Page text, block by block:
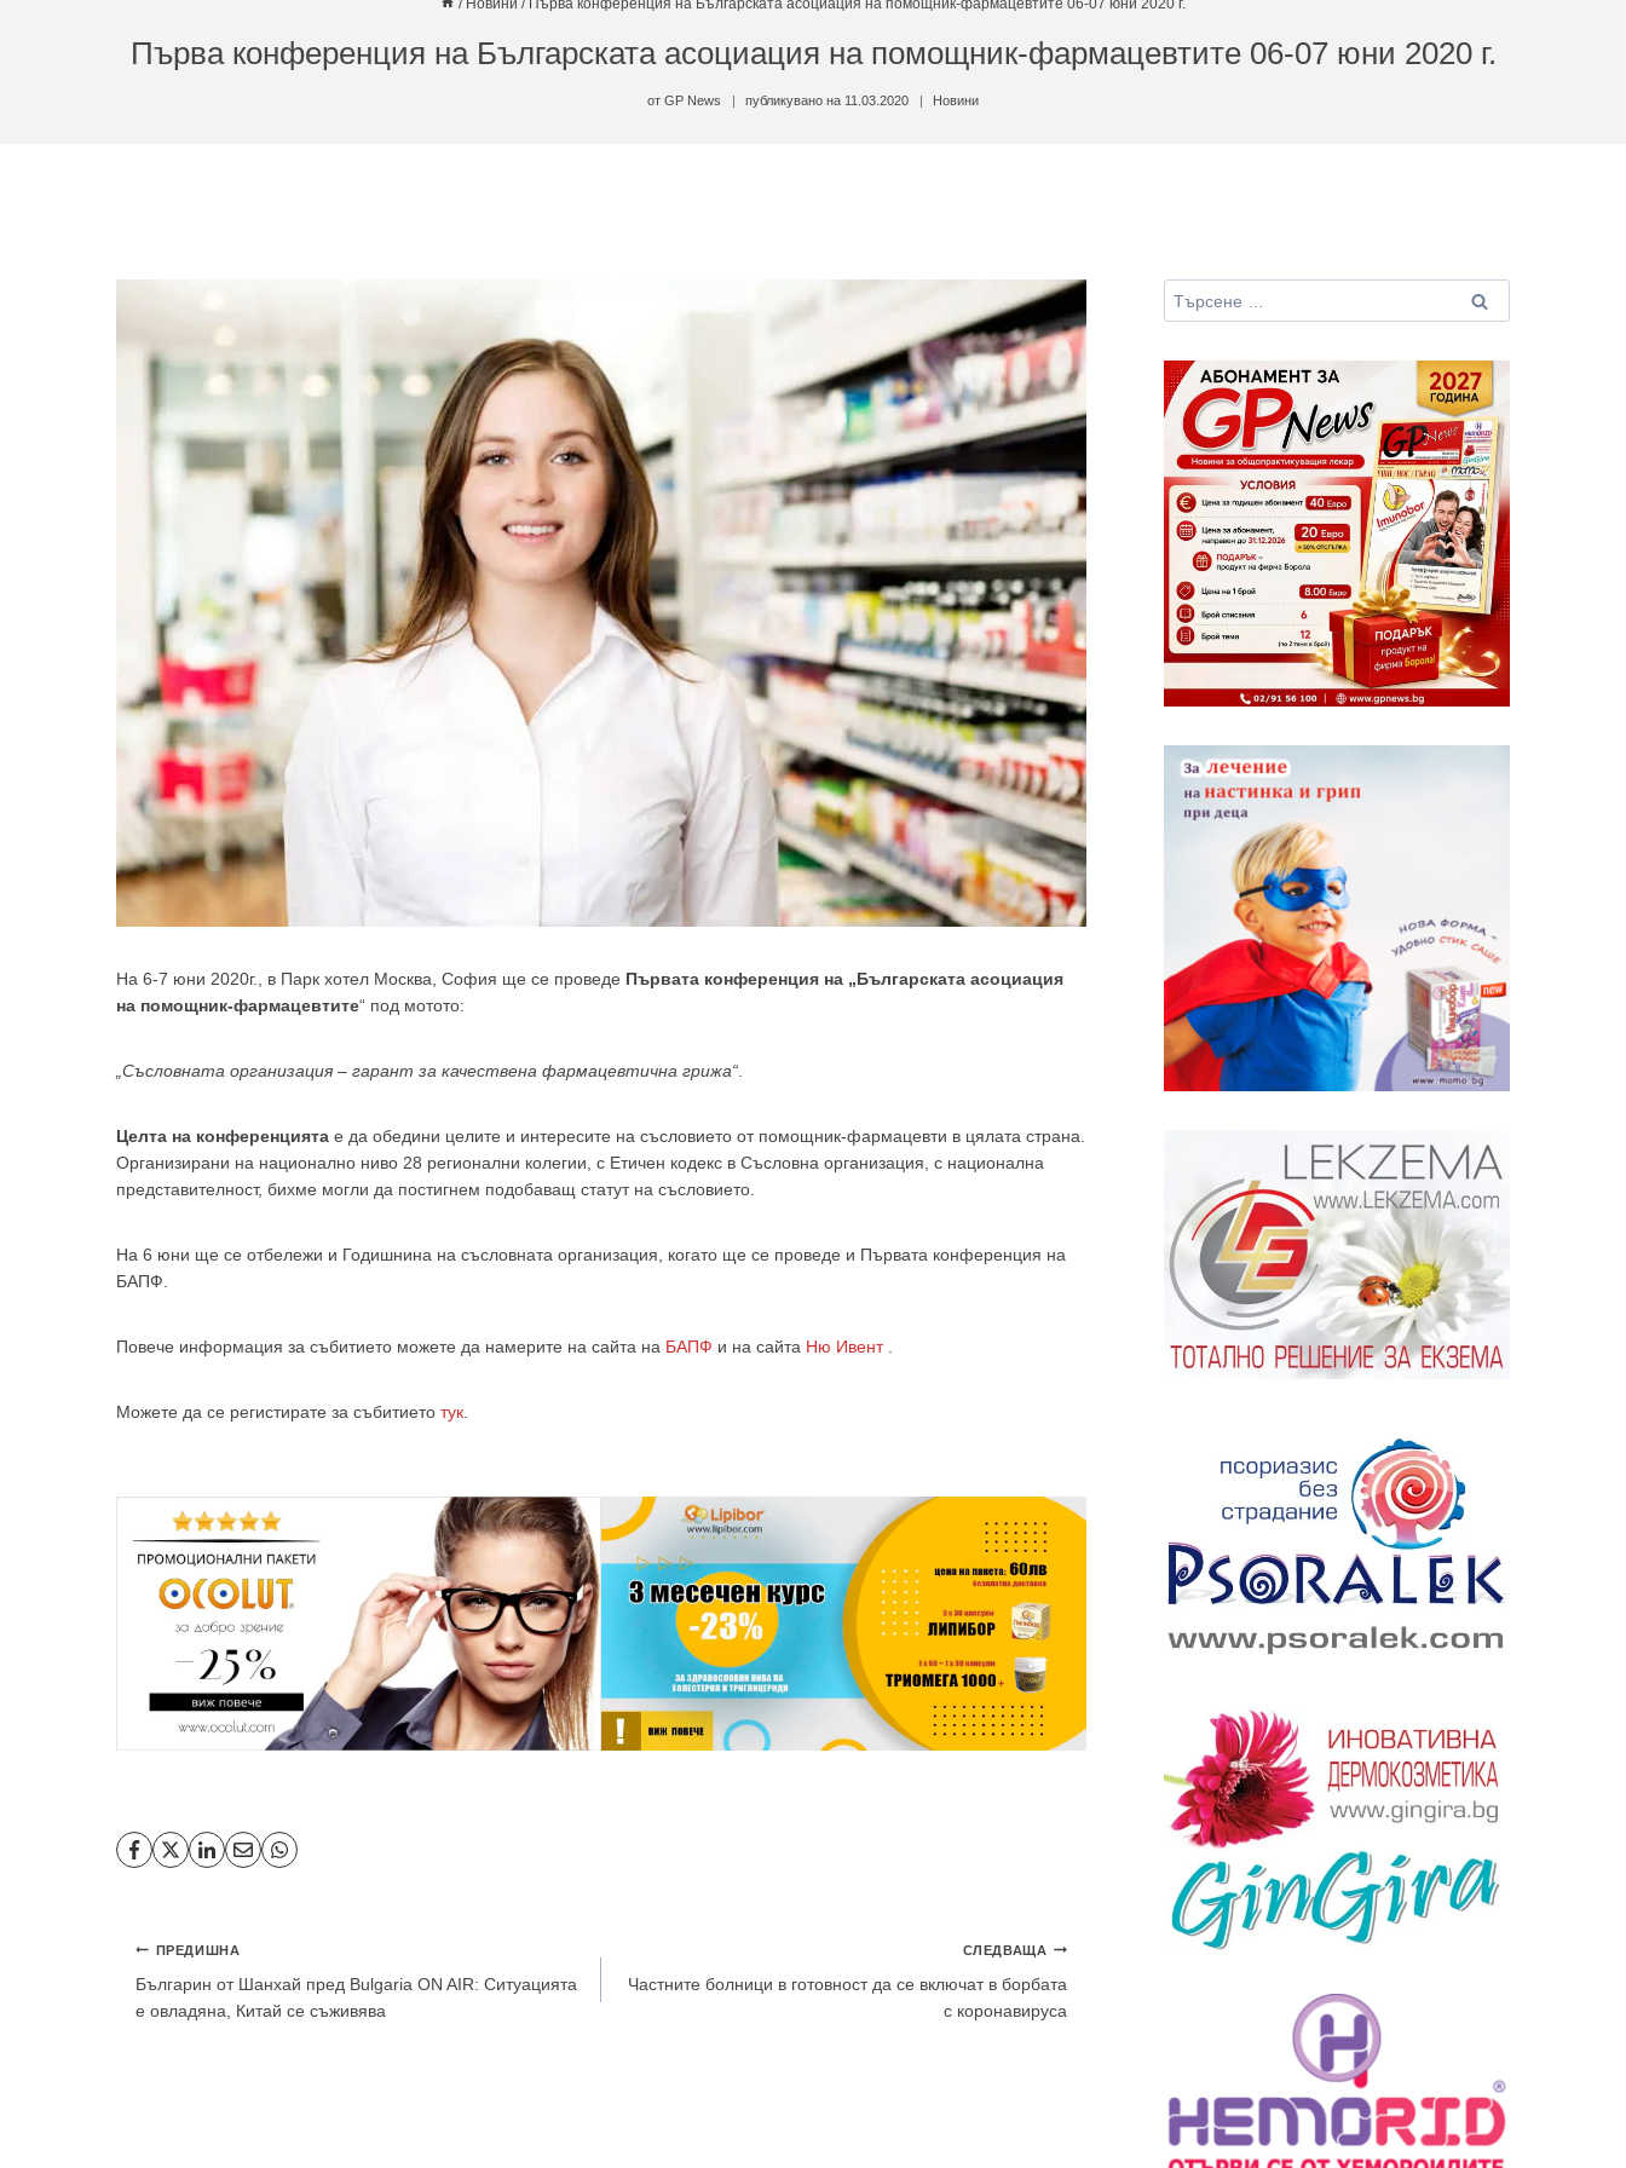
/ Новини / Първа конференция на Българската асоциация на помощник-фармацевтите 06-07 юни 2020 г.
Първа конференция на Българската асоциация на помощник-фармацевтите 06-07 юни 2020 г.
от GP News публикувано на 11.03.2020 Новини
На 6-7 юни 2020г., в Парк хотел Москва, София ще се проведе Първата конференция на „Българската асоциация
на помощник-фармацевтите“ под мотото:
„Съсловната организация – гарант за качествена фармацевтична грижа“
Целта на конференцията е да обедини целите и интересите на съсловието от помощник-фармацевти в цялата страна.
Организирани на национално ниво 28 регионални колегии, с Етичен кодекс в Съсловна организация, с национална
представителност, бихме могли да постигнем подобаващ статут на съсловието.
На 6 юни ще се отбележи и Годишнина на съсловната организация, когато ще се проведе и Първата конференция на
БАПФ.
Повече информация за събитието можете да намерите на сайта на БАПФ и на сайта Ню Ивент.
Можете да се регистирате за събитието тук
Навигация
ПРЕДИШНА
Българин от Шанхай пред Bulgaria ON AIR: Ситуацията
е овладяна, Китай се съживява
СЛЕДВАЩА
Частните болници в готовност да се включат в борбата
с коронавируса
Търсене
за:
GP
НОВИНИ ЗА ОБЩОПРАКТИКУВАЩИЯ ЛЕКАР
декларирате, че стемедицински специалист!